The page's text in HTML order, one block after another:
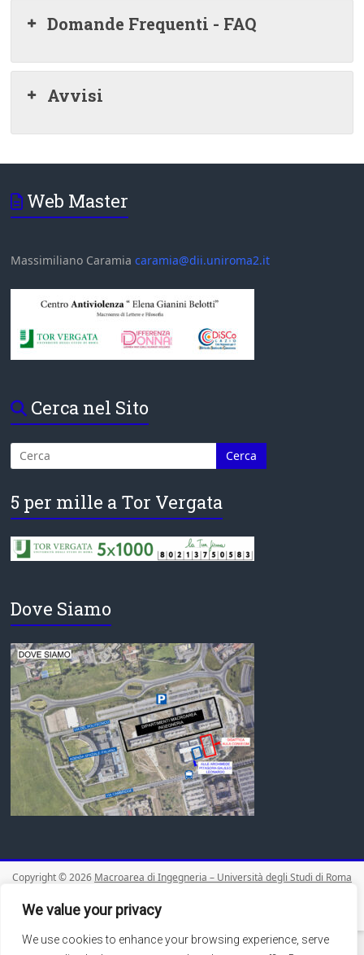
We value your privacy
We use cookies to enhance your browsing experience, serve
Domande Frequenti - FAQ
Avvisi
Web Master
Massimiliano Caramiacaramia@dii.uniroma2.it
Cerca nel Sito
5 per mille a Tor Vergata
Dove Siamo
Copyright © 2026 Macroarea di Ingegneria – Università degli Studi di Roma
Theme:Accelerateby ThemeGrill. Powered by